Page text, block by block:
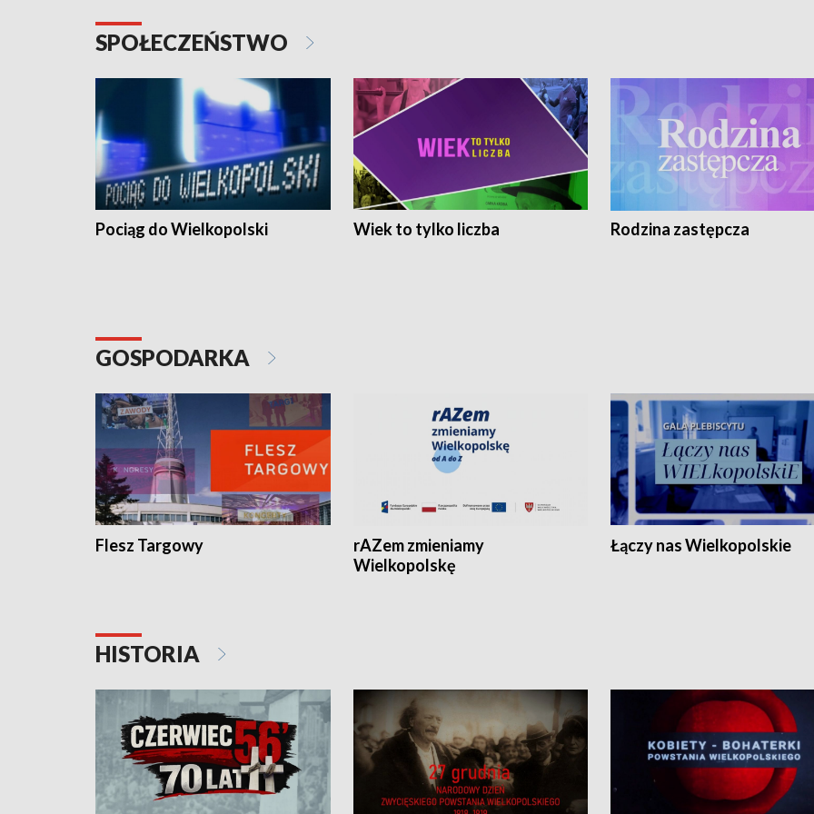
SPOŁECZEŃSTWO
Pociąg do Wielkopolski Wiek to tylko liczba Rodzina zastępcza
GOSPODARKA
Flesz Targowy
rAZem zmieniamy
Wielkopolskę
Łączy nas Wielkopolskie
HISTORIA